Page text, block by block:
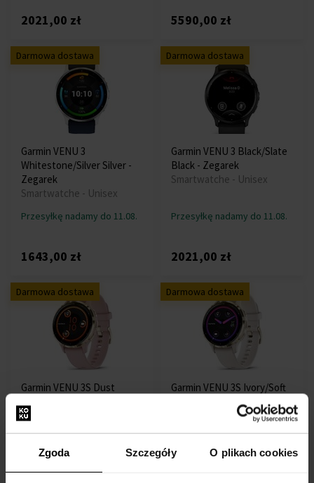
Zgoda Szczegóły O plikach cookies
2021,00 zł 5590,00 zł
Darmowa dostawa
Garmin VENU 3
Whitestone/Silver Silver -
Zegarek
Smartwatche - Unisex
Przesyłkę nadamy do 11.08.
1643,00 zł
Darmowa dostawa
Garmin VENU 3 Black/Slate
Black - Zegarek
Smartwatche - Unisex
Przesyłkę nadamy do 11.08.
2021,00 zł
Darmowa dostawa
Garmin VENU 3S Dust
Smartwatche - Unisex
Przesyłkę nadamy do 11.08.
Darmowa dostawa
Garmin VENU 3S Ivory/Soft
Gold Ivory - Zegarek
Smartwatche - Unisex
Przesyłkę nadamy do 11.08.